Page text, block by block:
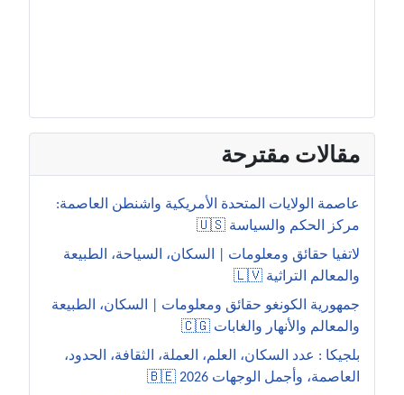
مقالات مقترحة
عاصمة الولايات المتحدة الأمريكية واشنطن العاصمة:
مركز الحكم والسياسة 🇺🇸
لاتفيا حقائق ومعلومات | السكان، السياحة، الطبيعة
والمعالم التراثية 🇱🇻
جمهورية الكونغو حقائق ومعلومات | السكان، الطبيعة
والمعالم والأنهار والغابات 🇨🇬
بلجيكا : عدد السكان، العلم، العملة، الثقافة، الحدود،
العاصمة، وأجمل الوجهات 2026 🇧🇪